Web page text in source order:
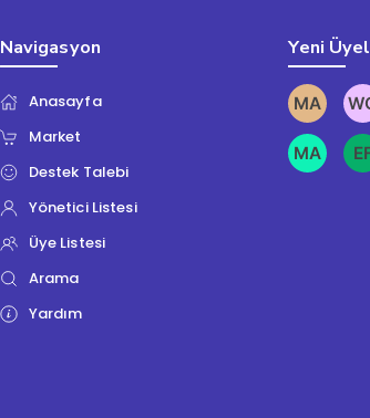
Navigasyon
Anasayfa
Market
Destek Talebi
Yönetici Listesi
Üye Listesi
Arama
Yardım
Yeni